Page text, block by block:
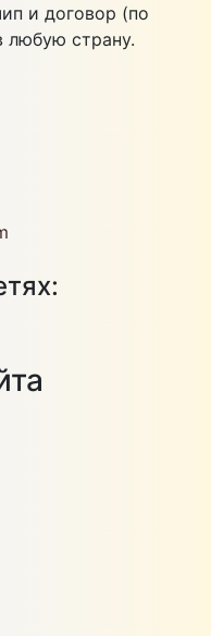
и договор (по
любую страну.